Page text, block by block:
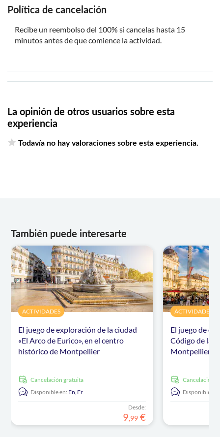
Política de cancelación
Recibe un reembolso del 100% si cancelas hasta 15
minutos antes de que comience la actividad.
La opinión de otros usuarios sobre esta
experiencia
Todavía no hay valoraciones sobre esta experiencia.
También puede interesarte
ACTIVIDADES
El juego de exploración de la ciudad
«El Arco de Eurico», en el centro
histórico de Montpellier
cancelación gratuita
Disponible en: En,Fr
Desde:
9,99 €
ACTIVIDADES
El juego de
Código de la
Montpellier»
cancelación
Disponible en: